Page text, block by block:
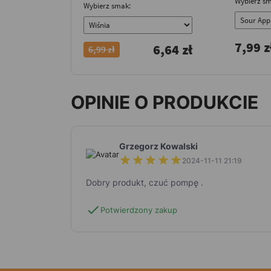
Wybierz smak:
6,99 zł 6,64 zł 7,99
OPINIE O PRODUKCIE
Grzegorz Kowalski
2024-11-11 21:19
Dobry produkt, czuć pompę .
check Potwierdzony zakup